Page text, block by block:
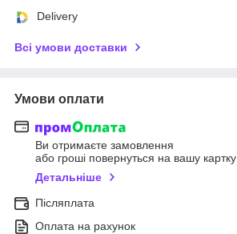
Delivery
Всі умови доставки
Умови оплати
Ви отримаєте замовлення
або гроші повернуться на вашу картку
Детальніше
Післяплата
Оплата на рахунок